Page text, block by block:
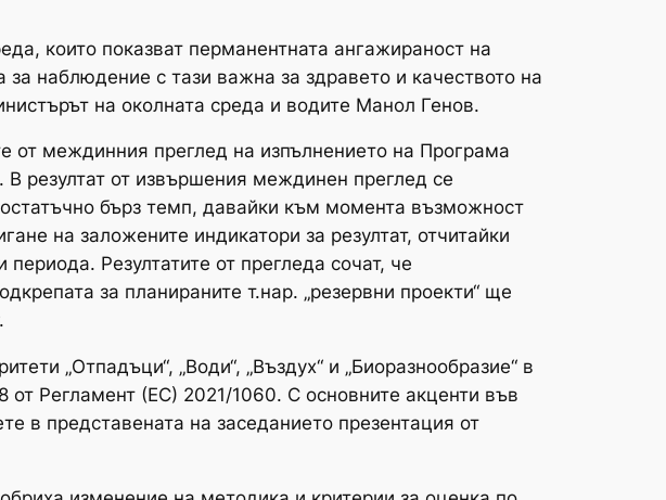
които показват перманентната ангажираност на
наблюдение с тази важна за здравето и качеството на
на околната среда и водите Манол Генов.
от междинния преглед на изпълнението на Програма
В резултат от извършения междинен преглед се
бърз темп, давайки към момента възможност
на заложените индикатори за резултат, отчитайки
Резултатите от прегледа сочат, че
за планираните т.нар. „резервни проекти“ ще
„Отпадъци“, „Води“, „Въздух“ и „Биоразнообразие“ в
от Регламент (ЕС) 2021/1060. С основните акценти във
в представената на заседанието презентация от